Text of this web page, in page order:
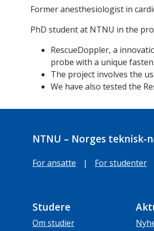
Former anesthesiologist in
PhD student at NTNU in the
RescueDoppler, a
probe with a unique
The project involves the
We have also tested the
NTNU – Norges
For ansatte | For studenter
Studere
Om studier